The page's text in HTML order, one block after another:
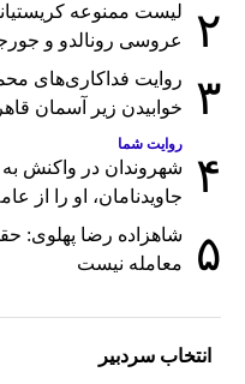
۲
عروسی رونالدو و
۳
خوابیدن زیر آسمان
۴
روایت شما
شهروندان در واکنش به
جاویدنامان، او را از
۵
شاهزاده رضا پهلوی:
معامله نیست
انتخاب سردبیر